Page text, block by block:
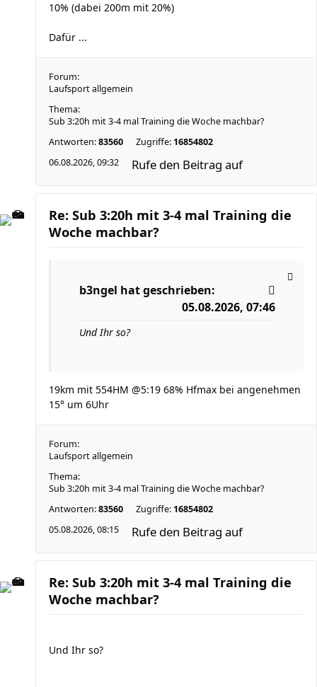
10% (dabei 200m mit 20%)
Dafür ...
Forum:
Laufsport allgemein
Thema:
Sub 3:20h mit 3-4 mal Training die Woche machbar?
Antworten:83560 Zugriffe: 16854802
06.08.2026, 09:32
Rufe den Beitrag auf
Re: Sub 3:20h mit 3-4 mal Training die
Woche machbar?
b3ngel hat geschrieben:
05.08.2026, 07:46
Und Ihr so?
19km mit 554HM @5:19 68% Hfmax bei angenehmen
15° um 6Uhr
Forum:
Laufsport allgemein
Thema:
Sub 3:20h mit 3-4 mal Training die Woche machbar?
Antworten:83560 Zugriffe: 16854802
05.08.2026, 08:15
Rufe den Beitrag auf
Re: Sub 3:20h mit 3-4 mal Training die
Woche machbar?
Und Ihr so?